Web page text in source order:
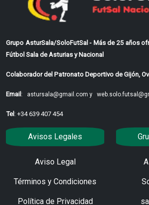
Grupo AsturSala/SoloFutSal - Más de 25 años
Fútbol Sala de Asturias y Nacional
Colaborador del Patronato Deportivo de Gijón,
Email: astursala@gmail.com y
Tel: +34 639 407 454
Avisos Legales
Aviso Legal
Términos y Condiciones
Política de Privacidad